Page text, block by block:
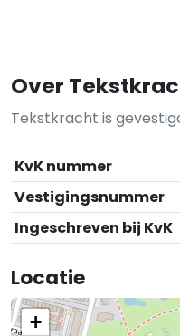
Over
Tekstkracht is
KvK nummer
Vestigingsnummer
Ingeschreven bij KvK
Locatie
+